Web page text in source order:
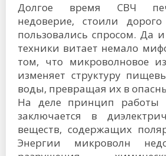
Долгое время СВЧ
недоверие, стоили
пользовались спросом. Да
техники витает немало
том, что микроволновое
изменяет структуру
воды, превращая их в
На деле принцип работы
заключается в
веществ, содержащих
Энергии микроволн